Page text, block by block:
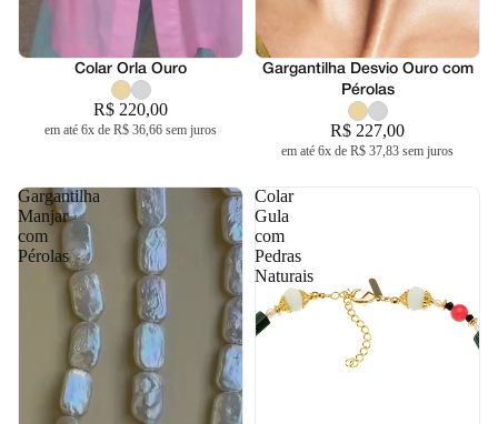
Colar Orla Ouro
R$ 220,00
em até 6x de R$ 36,66 sem juros
Lançamento
Gargantilha Desvio Ouro com
Pérolas
R$ 227,00
em até 6x de R$ 37,83 sem juros
Gargantilha
Manjar
com
Pérolas
Colar
Gula
com
Pedras
Naturais